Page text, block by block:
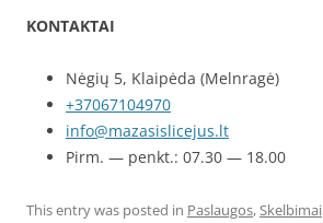
KONTAKTAI
Nėgių 5, Klaipėda (Melnragė)
+37067104970
info@mazasislicejus.lt
Pirm. — penkt.: 07.30 — 18.00
This entry was posted in Paslaugos,Skelbimai